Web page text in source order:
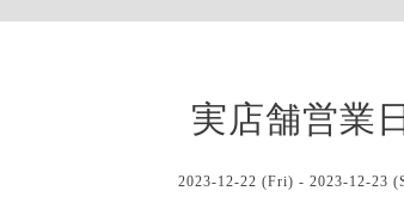
実店舗営業日
2023-12-22 (Fri) - 2023-12-23